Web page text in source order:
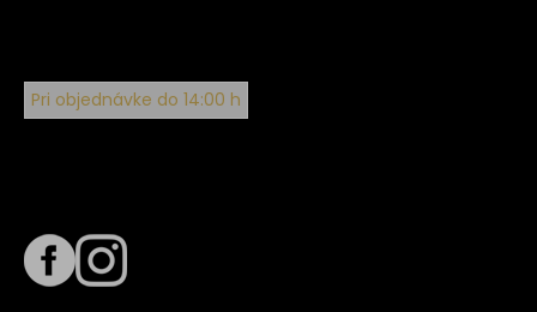
Pri objednávke do 14:00 h